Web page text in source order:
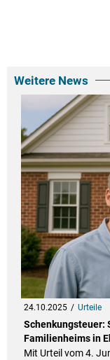
Weitere News
24.10.2025 Urteile
Schenkungsteuer:
Familienheims in
Mit Urteil vom 4.